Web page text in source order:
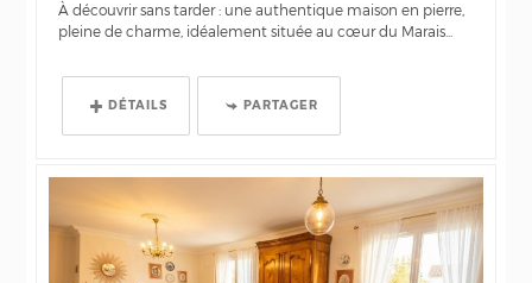
À découvrir sans tarder : une authentique maison en pierre,
pleine de charme, idéalement située au cœur du Marais...
DÉTAILS PARTAGER